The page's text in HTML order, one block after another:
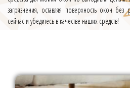
загрязнения, оставляя поверхность окон
сейчас и убедитесь в качестве наших средств!